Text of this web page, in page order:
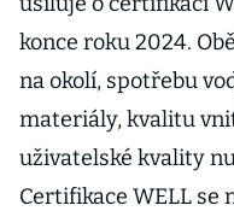
konce roku 2024.
na okolí, spotřebu
materiály, kvalitu
uživatelské kvality
Certifikace WELL se